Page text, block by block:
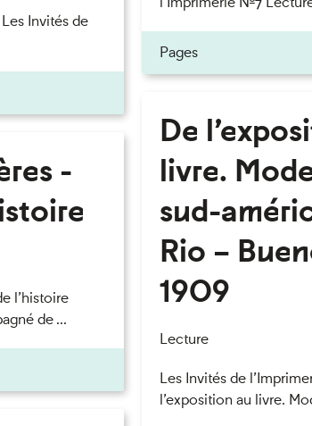
Invités de
-
l’histoire
de ...
Pages
De
livre.
sud-
Rio –
1909
Lecture
Les Invités de
l’exposition au livre.